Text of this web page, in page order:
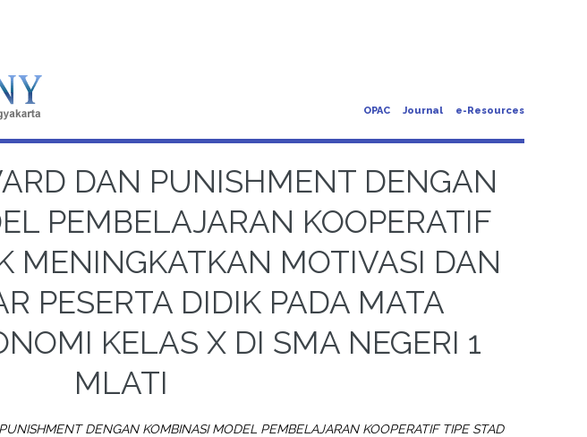
OPAC Journal e-Resources
DAN PUNISHMENT DENGAN
PEMBELAJARAN KOOPERATIF
MENINGKATKAN MOTIVASI DAN
PESERTA DIDIK PADA MATA
KELAS X DI SMA NEGERI 1
MLATI
DENGAN KOMBINASI MODEL PEMBELAJARAN KOOPERATIF TIPE STAD